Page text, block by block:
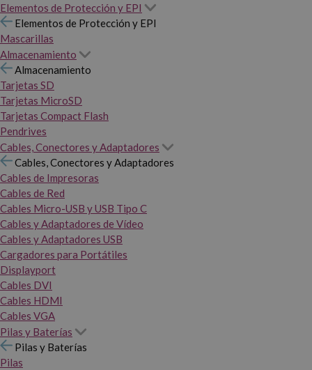
Elementos de Protección y EPI
Elementos de Protección y EPI
Mascarillas
Almacenamiento
Almacenamiento
Tarjetas SD
Tarjetas MicroSD
Tarjetas Compact Flash
Pendrives
Cables, Conectores y Adaptadores
Cables, Conectores y Adaptadores
Cables de Impresoras
Cables de Red
Cables Micro-USB y USB Tipo C
Cables y Adaptadores de Vídeo
Cables y Adaptadores USB
Cargadores para Portátiles
Displayport
Cables DVI
Cables HDMI
Cables VGA
Pilas y Baterías
Pilas y Baterías
Pilas